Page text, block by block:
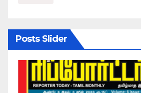
Posts Slider